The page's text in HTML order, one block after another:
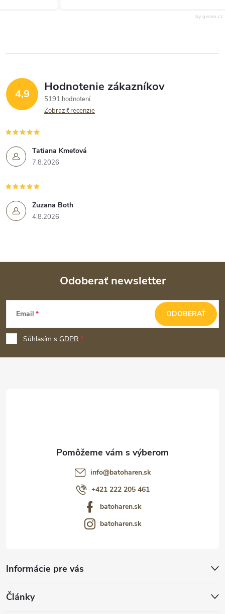
by qeron.cz
4,9 Hodnotenie zákazníkov
5191 hodnotení
Zobraziť recenzie
Tatiana Kmeťová
7.8.2026
Zuzana Both
4.8.2026
Z
p
ä
Odoberať newsletter
Email
Súhlasím s GDPR
ODOBERAŤ
Informácie pre vás
Články
info@batoharen.sk
+421 222 205 461
batoharen.sk
batoharen.sk